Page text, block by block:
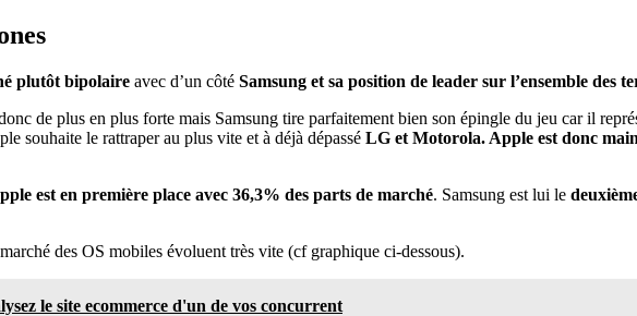
plutôt bipolaire avec d’un côté Samsung et sa position de leader sur l’ensemble des
de plus en plus forte mais Samsung tire parfaitement bien son épingle du jeu car il
souhaite le rattraper au plus vite et à déjà dépassé LG et Motorola. Apple est donc
est en première place avec 36,3% des parts de marché. Samsung est lui le
des OS mobiles évoluent très vite (cf graphique ci-dessous).
le site ecommerce d'un de vos concurrent